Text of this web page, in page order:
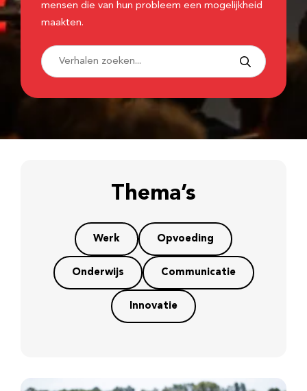
mensen die van hun probleem een mogelijkheid
maakten.
Thema’s
Werk Opvoeding
Onderwijs Communicatie
Innovatie